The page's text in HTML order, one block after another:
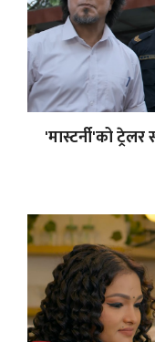
'मास्टर्नी'को